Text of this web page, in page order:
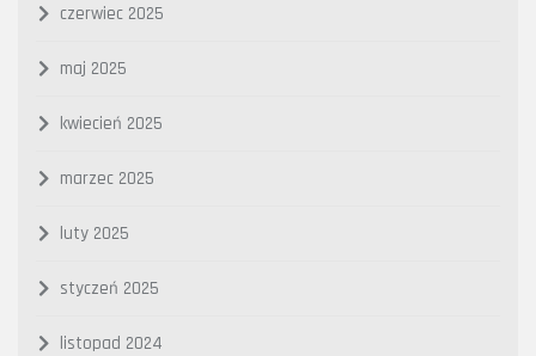
czerwiec 2025
maj 2025
kwiecień 2025
marzec 2025
luty 2025
styczeń 2025
listopad 2024